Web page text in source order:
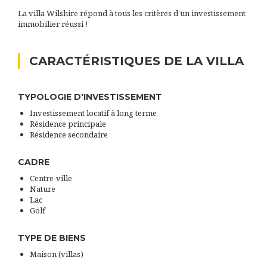
La villa Wilshire répond à tous les critères d’un investissement
immobilier réussi !
CARACTÉRISTIQUES DE LA VILLA
TYPOLOGIE D'INVESTISSEMENT
Investissement locatif à long terme
Résidence principale
Résidence secondaire
CADRE
Centre-ville
Nature
Lac
Golf
TYPE DE BIENS
Maison (villas)